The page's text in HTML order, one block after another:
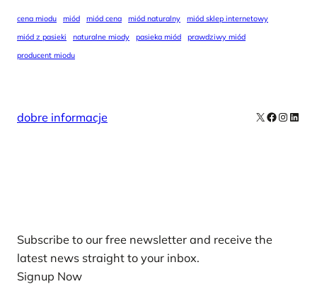
cena miodu miód miód cena miód naturalny
miód sklep internetowy
miód z pasieki
naturalne miody pasieka miód
prawdziwy miód
producent miodu
dobre informacje X Facebook
Subscribe to our free newsletter and receive the
latest news straight to your inbox.
Signup Now